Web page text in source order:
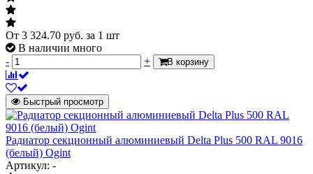
От 3 324.70 руб. за 1 шт
В наличии много
-
+ В корзину
Быстрый просмотр
Радиатор секционный алюминиевый Delta Plus 500 RAL 9016
(белый) Ogint
Артикул: -